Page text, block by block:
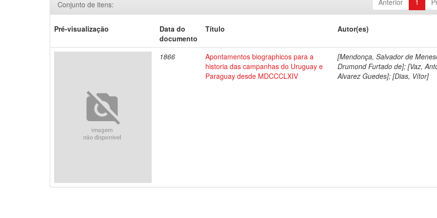
Anterior 1
Conjunto de itens:
Pré-visualização
Data do
documento
Título Autor(es)
1866
Apontamentos biographicos para a
historia das campanhas do Uruguay e
Paraguay desde MDCCCLXIV
[Mendonça, Salvador de
Drumond Furtado de]; [Vaz,
Alvarez Guedes]; [Dias, Vítor]